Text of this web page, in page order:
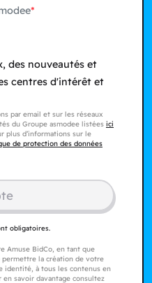
des nouveautés et
centres d'intérêt et
par email et sur les réseaux
du Groupe asmodee listées ici
plus d’informations sur le
de protection des données
obligatoires.
Amuse BidCo, en tant que
permettre la création de votre
identité, à tous les contenus en
savoir davantage consultez